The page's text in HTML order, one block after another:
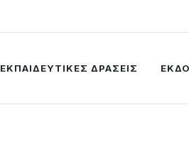
ΕΚΠΑΙΔΕΥΤΙΚΕΣ ΔΡΑΣΕΙΣ